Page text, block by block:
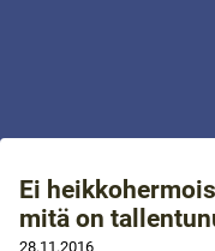
Ei
mitä on
28.11.2016